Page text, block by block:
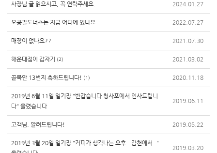
사장님 글 읽으시고, 꼭 연락주세요. 2024.01.27
오공팔도너츠는 지금 어디에 있나요 2022.07.27
매장이 없나요?? 2021.07.30
해운대점이 갑자기 (2) 2021.03.02
골목안 13번지 축하드립니다! (1) 2020.11.18
2019년 6월 11일 일기장 "반갑습니다 청사포에서 인사드립니
다" 올렸습니다
2019.06.11
고객님. 알려드립니다! 2019.05.22
2019년 3월 20일 일기장 "커피가 생각나는 오후.. 감천에서.."
2019.03.20